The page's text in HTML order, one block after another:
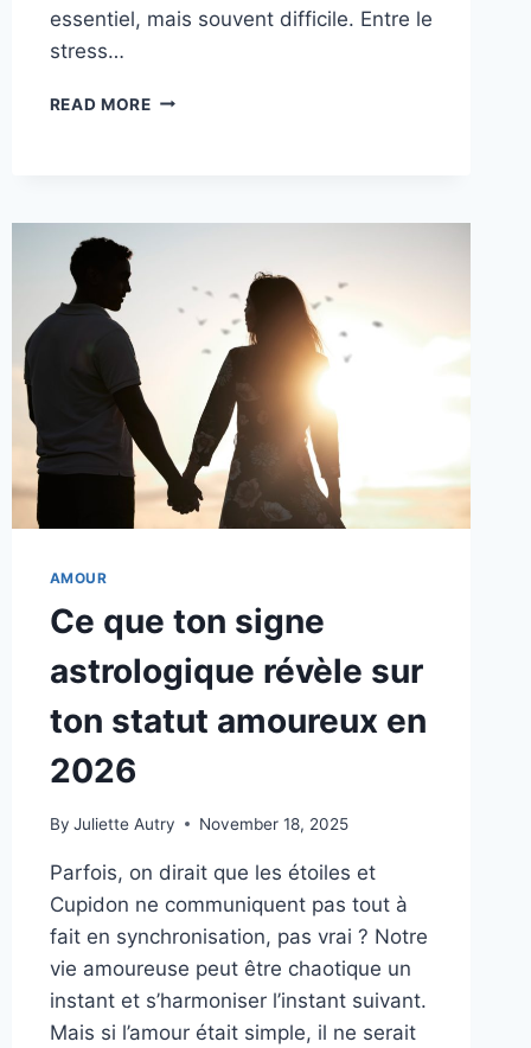
essentiel, mais souvent difficile. Entre le
stress…
READ MORECOMMENT
EN
SIGNE
ASTROLOGIQUE
AMOUR
Ce que ton signe
astrologique révèle sur
ton statut amoureux en
2026
By Juliette Autry November 18, 2025
Parfois, on dirait que les étoiles et
Cupidon ne communiquent pas tout à
fait en synchronisation, pas vrai ? Notre
vie amoureuse peut être chaotique un
instant et s’harmoniser l’instant suivant.
Mais si l’amour était simple, il ne serait